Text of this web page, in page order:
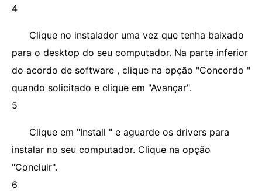
4
Clique no instalador uma vez que tenha baixado
para o desktop do seu computador. Na parte inferior
do acordo de software , clique na opção "Concordo "
quando solicitado e clique em "Avançar".
5
Clique em "Install " e aguarde os drivers para
instalar no seu computador. Clique na opção
"Concluir".
6